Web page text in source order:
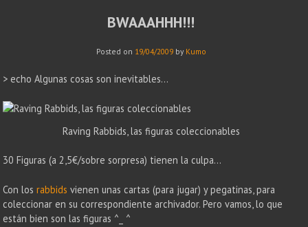
BWAAAHHH!!!
Posted on 19/04/2009by Kumo
> echo Algunas cosas son inevitables…
Raving Rabbids, las figuras coleccionables
30 Figuras (a 2,5€/sobre sorpresa) tienen la culpa…
Con losrabbids vienen unas cartas (para jugar) y pegatinas, para
coleccionar en su correspondiente archivador. Pero vamos, lo que
están bien son las figuras ^_ ^